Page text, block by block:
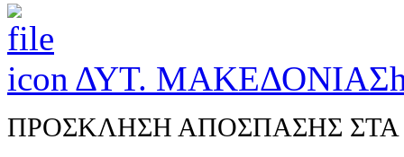
ΔΥΤ. ΜΑΚΕΔΟΝΙΑΣ
ΠΡΟΣΚΛΗΣΗ ΑΠΟΣΠΑΣΗΣ ΣΤΑ